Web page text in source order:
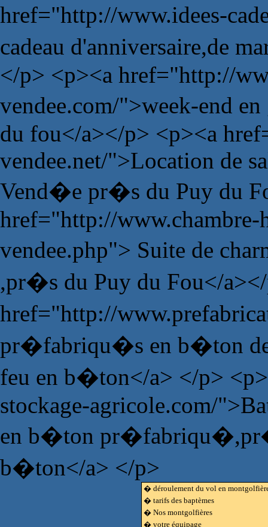
href="http://www.idees-
cadeau d'anniversaire,de
</p> <p><a href="http://
vendee.com/">week-end
du fou</a></p> <p><a
vendee.net/">Location de
Vend�e pr�s du Puy du
href="http://www.chambre-
vendee.php"> Suite de
,pr�s du Puy du Fou</
href="http://
pr�fabriqu�s en b�ton de
feu en b�ton</a> </p>
stockage-agricole.com/
en b�ton
b�ton</a> </p>
� déroulement du vol en
� tarifs des baptèmes
� Nos montgolfières
� votre équipage